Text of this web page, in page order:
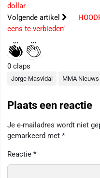
dollar
Volgende artikel
eens te verbieden’
0 claps
Jorge Masvidal MMA Nieuws
Plaats een reactie
Je e-mailadres wordt niet
gemarkeerd met *
Reactie *